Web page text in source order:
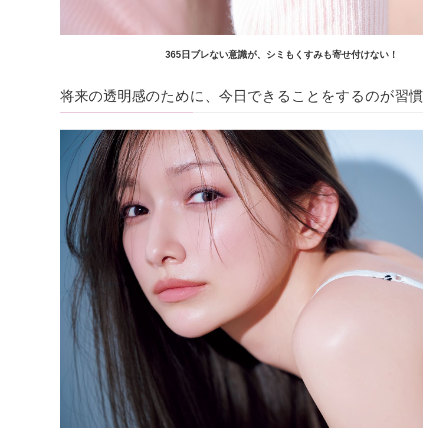
365日ブレない意識が、シミもくすみも寄せ付けない！
将来の透明感のために、今日できることをするのが習慣